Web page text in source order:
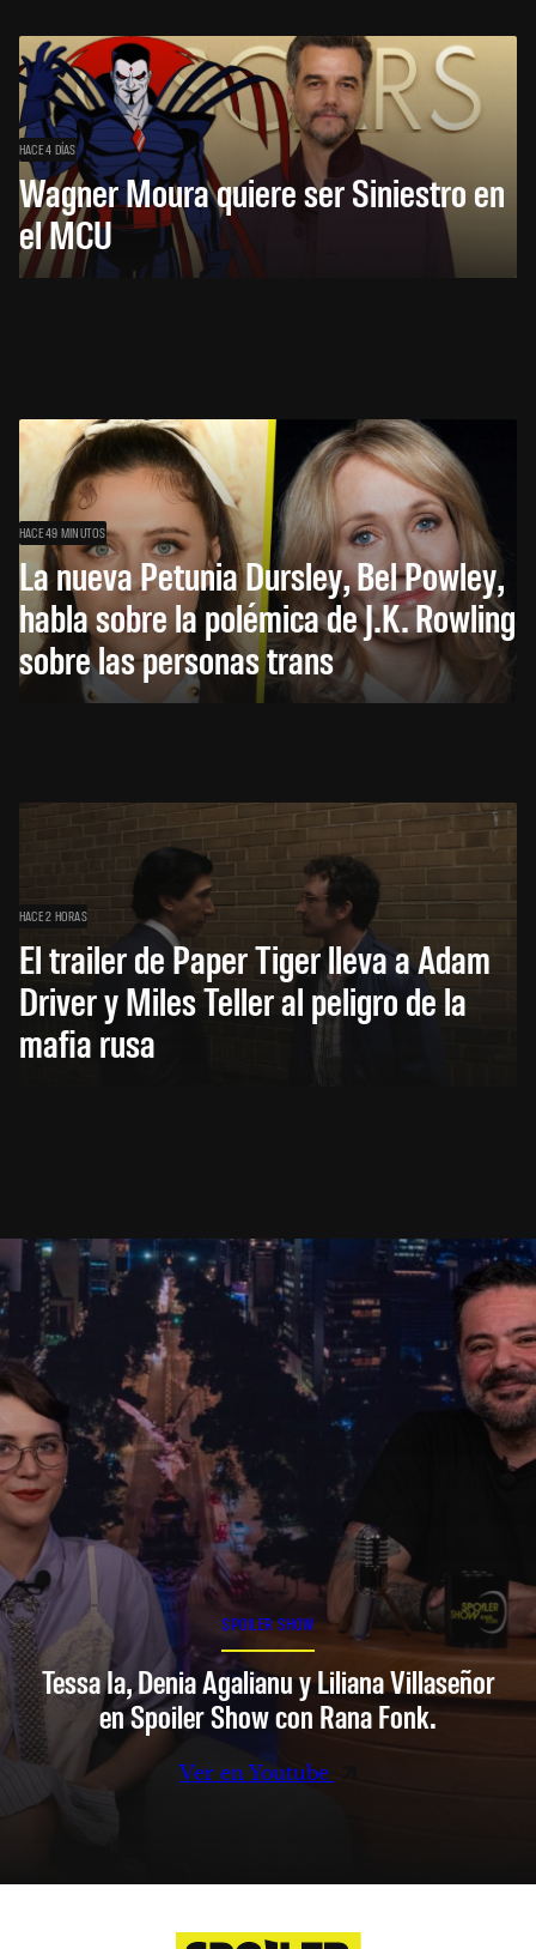
HACE 4 DÍAS
Wagner Moura quiere ser Siniestro en
el MCU
HACE 49 MINUTOS
La nueva Petunia Dursley, Bel Powley,
habla sobre la polémica de J.K. Rowling
sobre las personas trans
HACE 2 HORAS
El trailer de Paper Tiger lleva a Adam
Driver y Miles Teller al peligro de la
mafia rusa
SPOILER SHOW
Tessa Ia, Denia Agalianu y Liliana Villaseñor
en Spoiler Show con Rana Fonk.
Ver en Youtube